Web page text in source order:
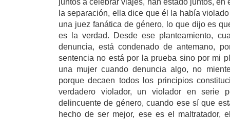
la separación, ella dice que él la había
una juez fanática de género, lo que dijo es
es la verdad. Desde ese planteamiento,
denuncia, está condenado de antemano,
sentencia no está por la prueba sino por mi
una mujer cuando denuncia algo, no
porque decaen todos los principios
verdadero violador, un violador en serie
delincuente de género, cuando ese sí que
hecho de ser mejor, ese es el maltratador,